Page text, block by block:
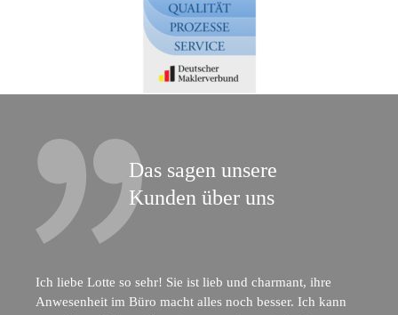
Das sagen unsere
Kunden über uns
Ich liebe Lotte so sehr! Sie ist lieb und charmant, ihre
Anwesenheit im Büro macht alles noch besser. Ich kann